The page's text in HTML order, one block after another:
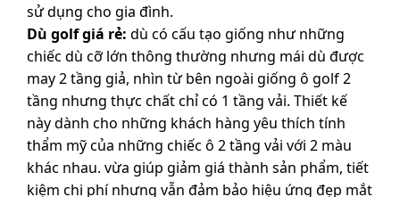
sử dụng cho gia đình.
Dù golf giá rẻ: dù có cấu tạo giống như những
chiếc dù cỡ lớn thông thường nhưng mái dù được
may 2 tầng giả, nhìn từ bên ngoài giống ô golf 2
tầng nhưng thực chất chỉ có 1 tầng vải. Thiết kế
này dành cho những khách hàng yêu thích tính
thẩm mỹ của những chiếc ô 2 tầng vải với 2 màu
khác nhau. vừa giúp giảm giá thành sản phẩm, tiết
kiệm chi phí nhưng vẫn đảm bảo hiệu ứng đẹp mắt